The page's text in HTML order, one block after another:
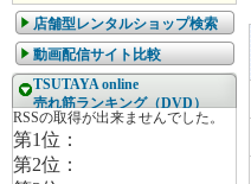
店舗型レンタルショップ検索
動画配信サイト比較
TSUTAYA online
売れ筋ランキング（DVD）